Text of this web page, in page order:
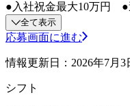
●入社祝金最大10万円 ●
全て表示
応募画面に進む
情報更新日：2026年7月3
シフト